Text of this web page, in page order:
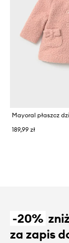
Mayoral płaszcz
189,99 zł
-20%
za zapis